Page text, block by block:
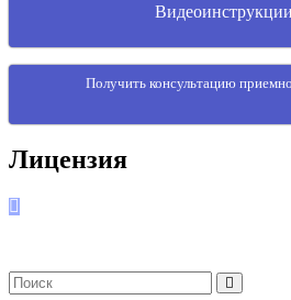
Видеоинструкции
Получить консультацию
Лицензия